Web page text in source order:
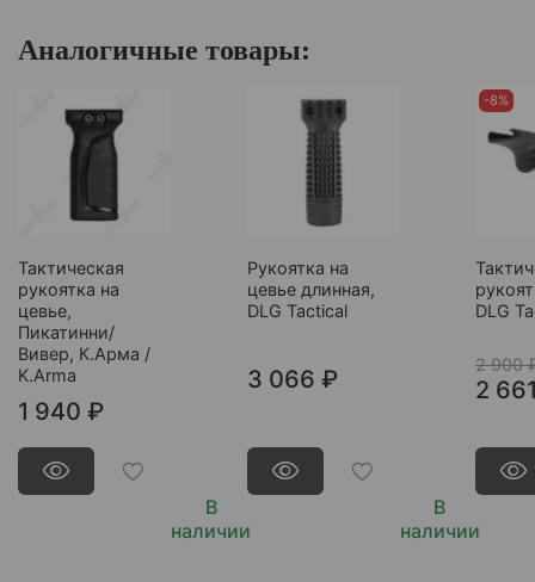
Аналогичные товары:
Тактическая
рукоятка на
цевье,
Пикатинни/
Вивер, К.Арма /
K.Arma
В
наличии
1 940 ₽
Рукоятка на
цевье длинная,
DLG Tactical
В
наличии
3 066 ₽
-8%
DLG
2 900
2